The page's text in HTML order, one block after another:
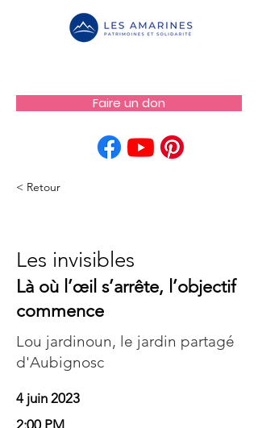
Faire un don
< Retour
Les invisibles
Là où l’œil s’arrête, l’objectif
commence
Lou jardinoun, le jardin partagé
d'Aubignosc
4 juin 2023
2:00 PM